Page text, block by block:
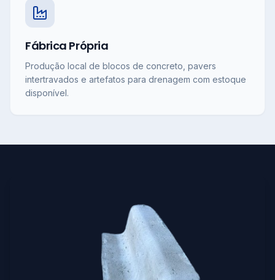
Fábrica Própria
Produção local de blocos de concreto, pavers
intertravados e artefatos para drenagem com estoque
disponível.